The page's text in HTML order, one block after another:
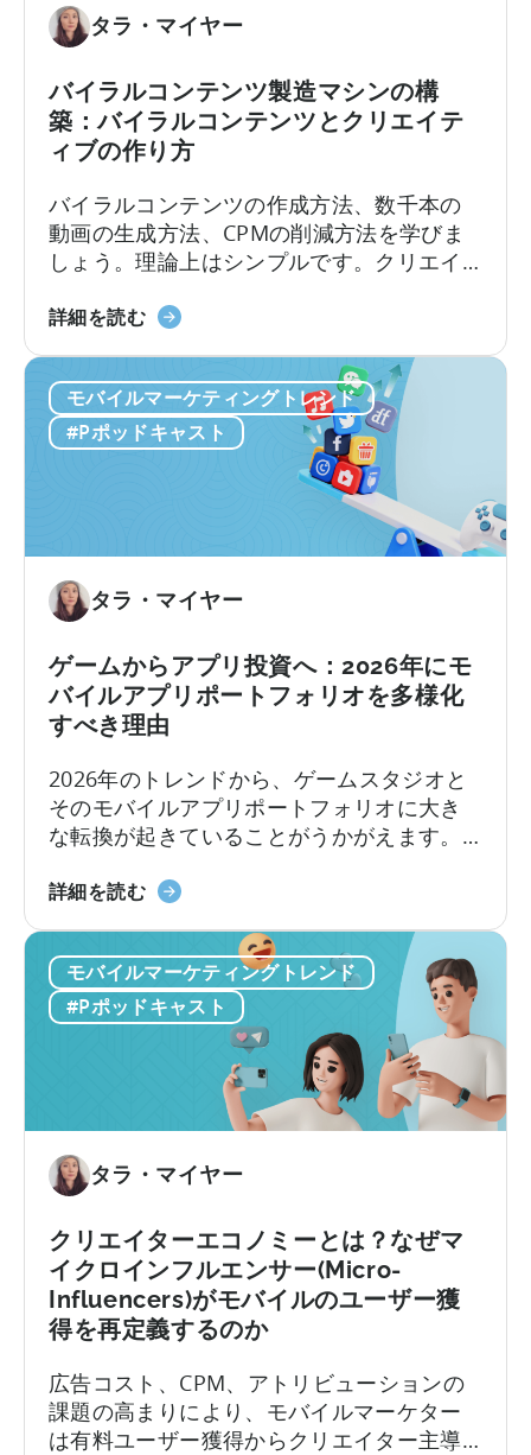
た
の
広
告
ク
リ
エ
イ
テ
ィ
ス
ト
の
に
い
て
タラ・マイヤー
バイラルコンテンツ製造マシンの構
築：バイラルコンテンツとクリエイテ
ィブの作り方
バイラルコンテンツの作成方法、数千本の
動画の生成方法、CPMの削減方法を学びま
しょう。理論上はシンプルです。クリエイ
やし、バイラル化させ、低コストで新規ユ
ろ、実行は決して簡単ではありません。こ
こ数年、モバイルアプリは従来の有料ユー
ザー獲得から方向転換し、...
詳細を読む「バ
ル
コ
ン
成
シ
ン
の
構
築：
バ
イ
ル
テ
ン
ツ
イ
ィ
ブ
の
作
り
方」
に
つ
モバイルマーケティングトレンド
#Pポッドキャスト
タラ・マイヤー
ゲームからアプリ投資へ：2026年にモ
バイルアプリポートフォリオを多様化
すべき理由
2026年のトレンドから、ゲームスタジオと
そのモバイルアプリポートフォリオに大き
な転換が起きていることがうかがえます。
業者、Evelin Herreraによると、世界中のア
再定義がすでに起きています。
詳細を読む「ゲ
か
ら
ア
へ：
年
に
モ
バ
イ
ル
ア
プ
モバイルマーケティングトレンド
#Pポッドキャスト
タラ・マイヤー
クリエイターエコノミーとは？なぜマ
イクロインフルエンサー(Micro-
Influencers)がモバイルのユーザー獲
得を再定義するのか
広告コスト、CPM、アトリビューションの
課題の高まりにより、モバイルマーケター
は有料ユーザー獲得からクリエイター主導